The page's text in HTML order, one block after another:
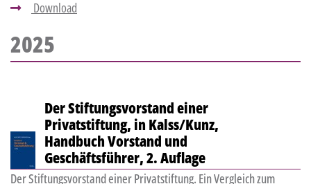
Download
2025
Der Stiftungsvorstand einer
Privatstiftung, in Kalss/Kunz,
Handbuch Vorstand und
Geschäftsführer, 2. Auflage
Der Stiftungsvorstand einer Privatstiftung. Ein Vergleich zum